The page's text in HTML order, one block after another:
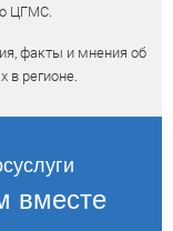
ЦГМС.
факты и мнения об
в регионе.
вместе